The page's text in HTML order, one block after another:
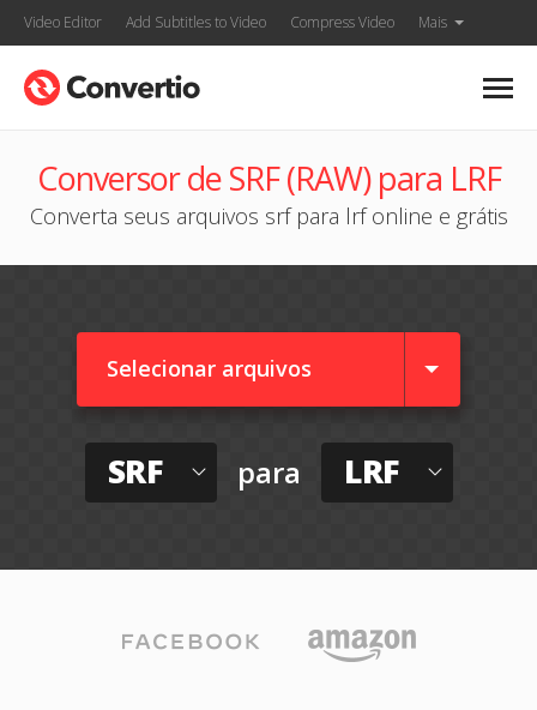
Video Editor Add Subtitles to Video Compress Video Mais
Conversor de SRF (RAW) para LRF
Converta seus arquivos srf para lrf online e grátis
Selecionar arquivos
SRF para LRF